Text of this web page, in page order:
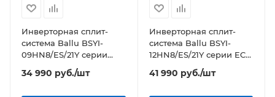
Инверторная сплит-
система Ballu BSYI-
09HN8/ES/21Y серии
34 990 руб./шт
Инверторная сплит-
система Ballu BSYI-
12HN8/ES/21Y серии ECO
41 990 руб./шт